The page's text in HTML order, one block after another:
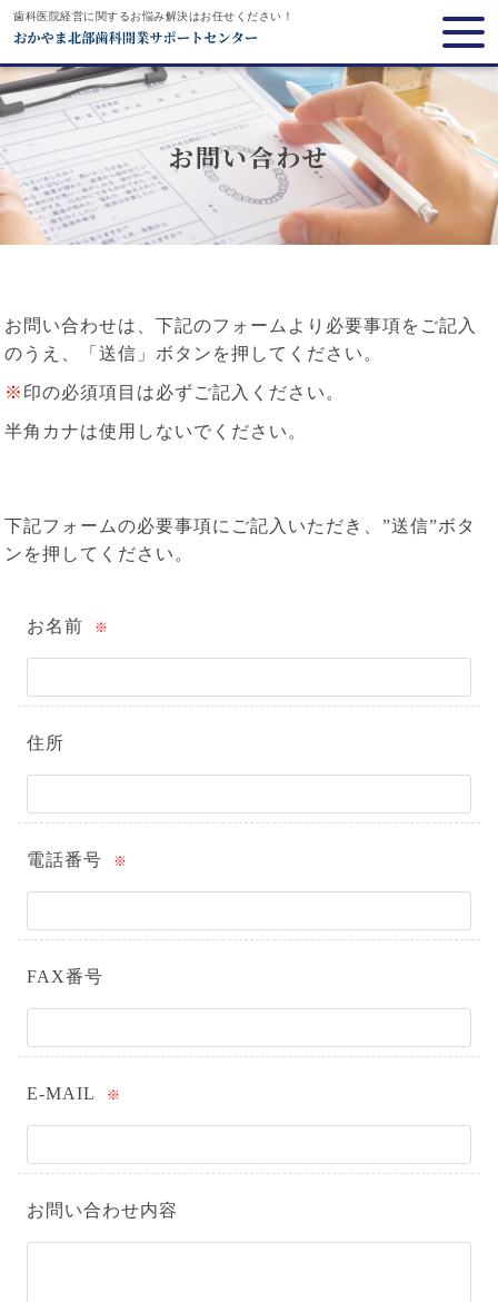
歯科医院経営に関するお悩み解決はお任せください！
お問い合わせ
お問い合わせは、下記のフォームより必要事項をご記入
のうえ、「送信」ボタンを押してください。
※ 印の必須項目は必ずご記入ください。
半角カナは使用しないでください。
下記フォームの必要事項にご記入いただき、”送信”ボタ
ンを押してください。
お名前 ※
住所
電話番号 ※
FAX番号
E-MAIL ※
お問い合わせ内容